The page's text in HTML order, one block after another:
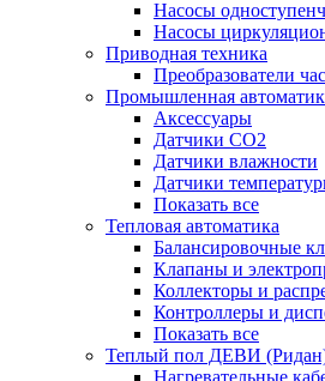
Насосы
Насосы
Приводная техника
Преобразователи
Промышленная
Аксессуары
Датчики CO2
Датчики влажности
Датчики
Показать все
Тепловая автоматика
Балансировочные
Клапаны и
Коллекторы и
Контроллеры и
Показать все
Теплый пол ДЕВИ
Нагревательные